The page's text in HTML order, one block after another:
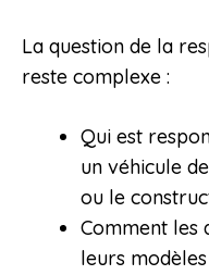
La question de la
reste complexe :
Qui est
un véhicule
ou le
Comment les
leurs